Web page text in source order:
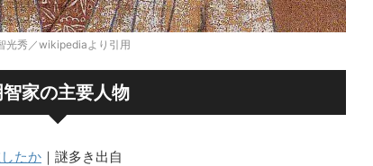
光秀／wikipediaより引用
智家の主要人物
たか ｜謎多き出自